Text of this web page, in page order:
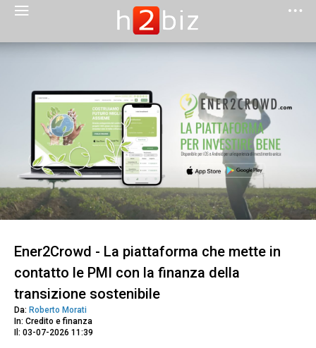
Ener2Crowd - La piattaforma che mette in
contatto le PMI con la finanza della
transizione sostenibile
Da: Roberto Morati
In: Credito e finanza
Il: 03-07-2026 11:39